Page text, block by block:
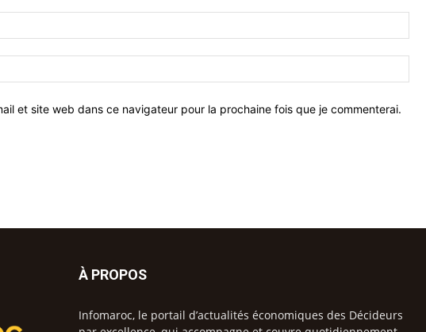
et site web dans ce navigateur pour la prochaine fois que je commenterai.
À PROPOS
Infomaroc, le portail d’actualités économiques des Décideurs